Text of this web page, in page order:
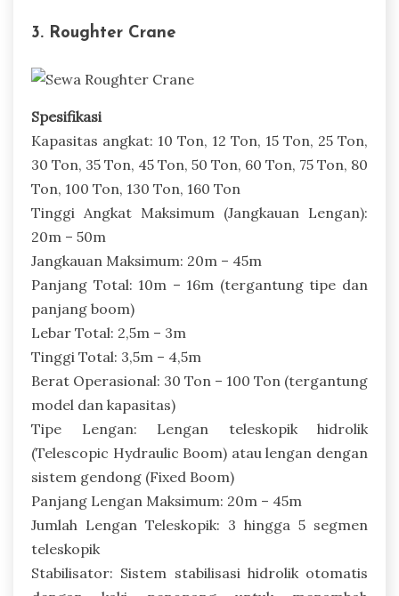
3. Roughter Crane
Spesifikasi
Kapasitas angkat: 10 Ton, 12 Ton, 15 Ton, 25 Ton,
30 Ton, 35 Ton, 45 Ton, 50 Ton, 60 Ton, 75 Ton, 80
Ton, 100 Ton, 130 Ton, 160 Ton
Tinggi Angkat Maksimum (Jangkauan Lengan):
20m – 50m
Jangkauan Maksimum: 20m – 45m
Panjang Total: 10m – 16m (tergantung tipe dan
panjang boom)
Lebar Total: 2,5m – 3m
Tinggi Total: 3,5m – 4,5m
Berat Operasional: 30 Ton – 100 Ton (tergantung
model dan kapasitas)
Tipe Lengan: Lengan teleskopik hidrolik
(Telescopic Hydraulic Boom) atau lengan dengan
sistem gendong (Fixed Boom)
Panjang Lengan Maksimum: 20m – 45m
Jumlah Lengan Teleskopik: 3 hingga 5 segmen
teleskopik
Stabilisator: Sistem stabilisasi hidrolik otomatis